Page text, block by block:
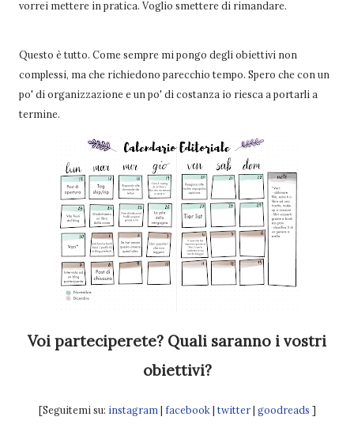
vorrei mettere in pratica. Voglio smettere di rimandare.
Questo è tutto. Come sempre mi pongo degli obiettivi non
complessi, ma che richiedono parecchio tempo. Spero che con un
po' di organizzazione e un po' di costanza io riesca a portarli a
termine.
Voi parteciperete? Quali saranno i vostri
obiettivi?
[Seguitemi su: instagram | facebook| twitter| goodreads ]